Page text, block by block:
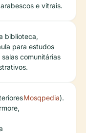
e vitrais.
biblioteca,
para estudos
comunitárias
Mosqpedia).